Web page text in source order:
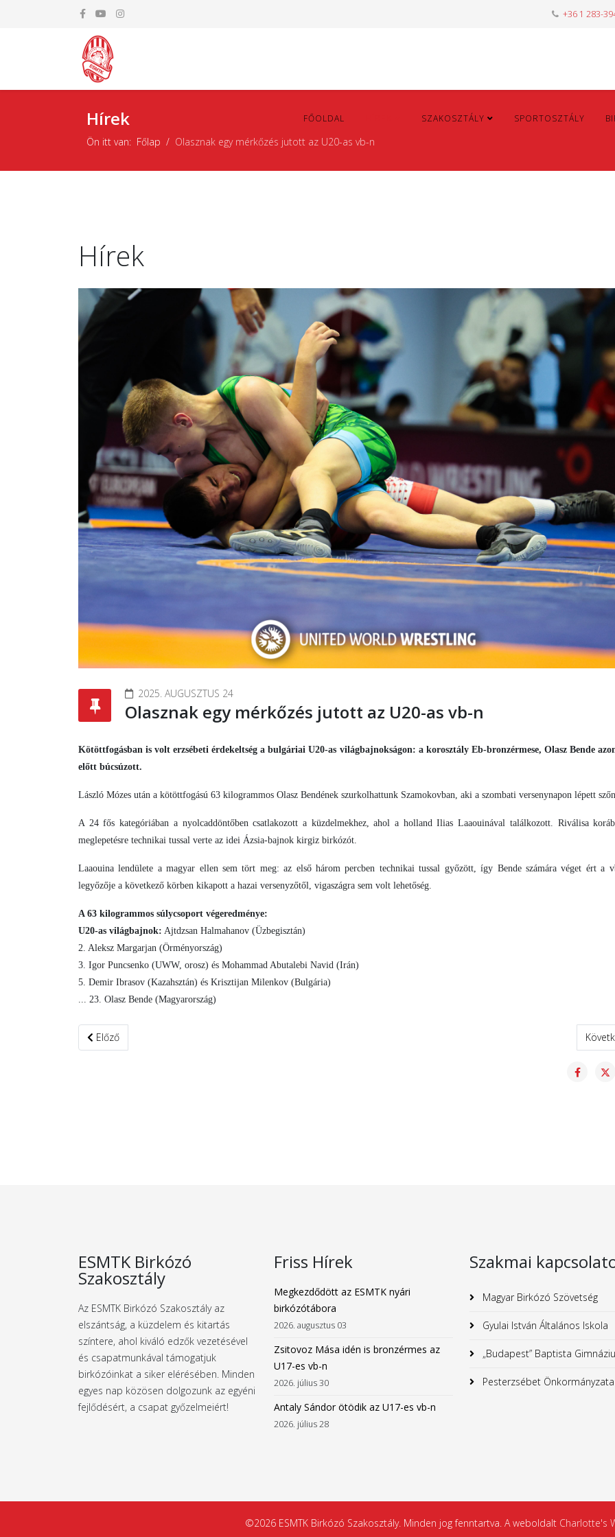
+36 1 283-
FŐOLDAL SZAKOSZTÁLY SPORTOSZTÁLY
Hírek
Ön itt van: Főlap Olasznak egy mérkőzés jutott az U20-as vb-n
Hírek
2025. AUGUSZTUS 24
Olasznak egy mérkőzés jutott az U20-as vb-n
Kötöttfogásban is volt erzsébeti érdekeltség a bulgáriai U20-as világbajnokságon: a korosztály Eb-bronzérmese, Olasz Bende
előtt búcsúzott.
László Mózes után a kötöttfogású 63 kilogrammos Olasz Bendének szurkolhattunk Szamokovban, aki a szombati versenynapon lépett
A 24 fős kategóriában a nyolcaddöntőben csatlakozott a küzdelmekhez, ahol a holland Ilias Laaouinával találkozott. Riválisa
meglepetésre technikai tussal verte az idei Ázsia-bajnok kirgiz birkózót.
Laaouina lendülete a magyar ellen sem tört meg: az első három percben technikai tussal győzött, így Bende számára véget ért a
legyőzője a következő körben kikapott a hazai versenyzőtől, vigaszágra sem volt lehetőség.
A 63 kilogrammos súlycsoport végeredménye:
U20-as világbajnok: Ajtdzsan Halmahanov (Üzbegisztán)
2. Aleksz Margarjan (Örményország)
3. Igor Puncsenko (UWW, orosz) és Mohammad Abutalebi Navid (Irán)
5. Demir Ibrasov (Kazahsztán) és Krisztijan Milenkov (Bulgária)
... 23. Olasz Bende (Magyarország)
Előző cikk: Három viadallal kezdtük az őszi versenyszezont
Előző
ESMTK Birkózó
Szakosztály
Az ESMTK Birkózó Szakosztály az
elszántság, a küzdelem és kitartás
színtere, ahol kiváló edzők vezetésével
és csapatmunkával támogatjuk
birkózóinkat a siker elérésében. Minden
egyes nap közösen dolgozunk az egyéni
fejlődésért, a csapat győzelmeiért!
Friss Hírek
Megkezdődött az ESMTK nyári
birkózótábora
2026. augusztus 03
Zsitovoz Mása idén is bronzérmes az
U17-es vb-n
2026. július 30
Antaly Sándor ötödik az U17-es vb-n
2026. július 28
Szakmai
Magyar Birkózó Szövetség
Gyulai István Általános Iskola
„Budapest” Baptista
Pesterzsébet Önkormányzata
©2026 ESMTK Birkózó Szakosztály. Minden jog fenntartva. A weboldalt Charlotte's